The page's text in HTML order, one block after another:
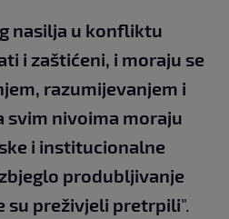
nasilja u konfliktu
i zaštićeni, i moraju se
razumijevanjem i
svim nivoima moraju
i institucionalne
produbljivanje
su preživjeli pretrpili".